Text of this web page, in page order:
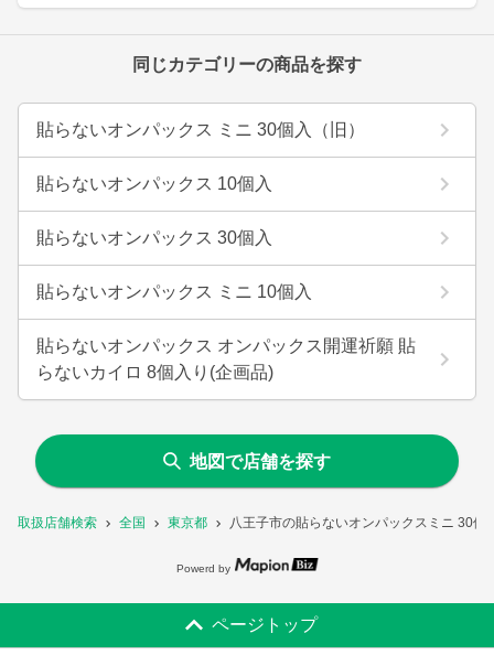
取扱店舗検索 全国 東京都 八王子市の貼らないオンパックスミニ 30個
同じカテゴリーの商品を探す
貼らないオンパックス ミニ 30個入（旧）
貼らないオンパックス 10個入
貼らないオンパックス 30個入
貼らないオンパックス ミニ 10個入
貼らないオンパックス オンパックス開運祈願 貼
らないカイロ 8個入り(企画品)
地図で店舗を探す
Powerd by
ページトップ